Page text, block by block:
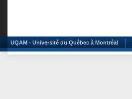
UQAM - Université du Québec à Montréal